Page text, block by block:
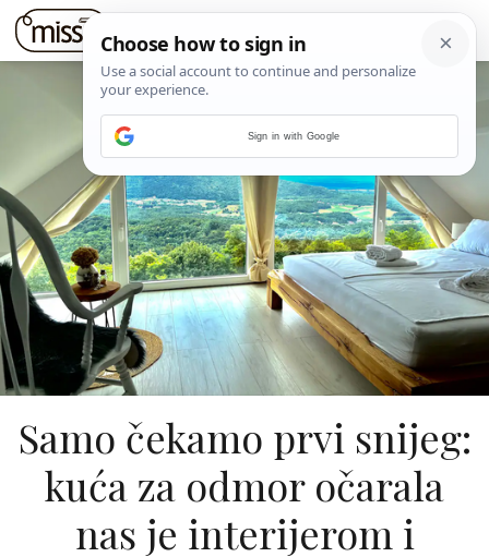
Samo čekamo prvi snijeg:
kuća za odmor očarala
nas je interijerom i
Sign in with Google